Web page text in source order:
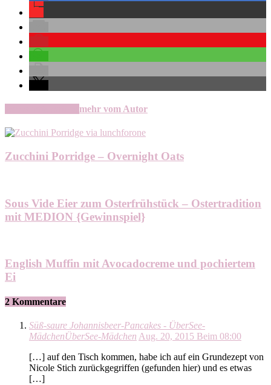
mehr vom Autor
Zucchini Porridge – Overnight Oats
Sous Vide Eier zum Osterfrühstück – Ostertradition
mit MEDION {Gewinnspiel}
English Muffin mit Avocadocreme und pochiertem
Ei
2 Kommentare
Süß-saure Johannisbeer-Pancakes - ÜberSee-
MädchenÜberSee-Mädchen Aug. 20, 2015 Beim 08:00
[…] auf den Tisch kommen, habe ich auf ein Grundezept von
Nicole Stich zurückgegriffen (gefunden hier) und es etwas
[…]